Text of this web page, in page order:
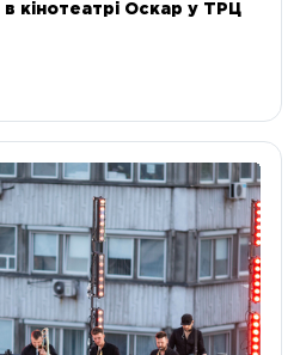
в кінотеатрі Оскар у ТРЦ